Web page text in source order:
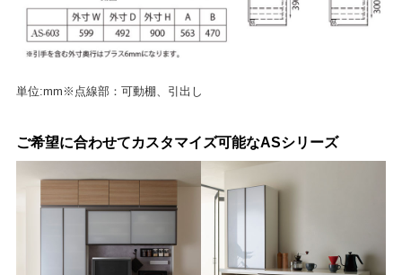
単位:mm※点線部：可動棚、引出し
ご希望に合わせてカスタマイズ可能なASシリーズ